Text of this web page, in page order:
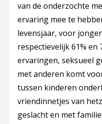
van de onderzochte
ervaring mee te
levensjaar, voor
respectievelijk 61% en
ervaringen, seksueel
met anderen komt
tussen kinderen
vriendinnetjes van
geslacht en met